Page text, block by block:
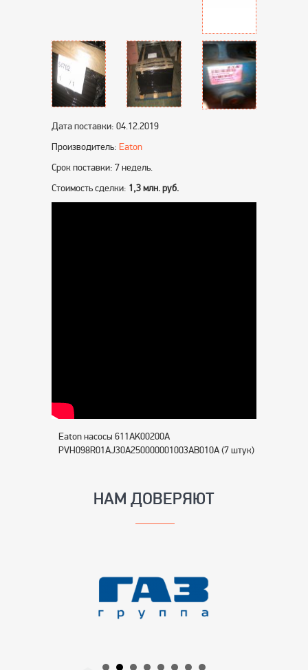
Дата поставки: 04.12.2019
Производитель: Eaton
Срок поставки: 7 недель.
Стоимость сделки: 1,3 млн. руб.
Eaton насосы 611AK00200A
PVH098R01AJ30A250000001003AB010A (7 штук)
НАМ ДОВЕРЯЮТ